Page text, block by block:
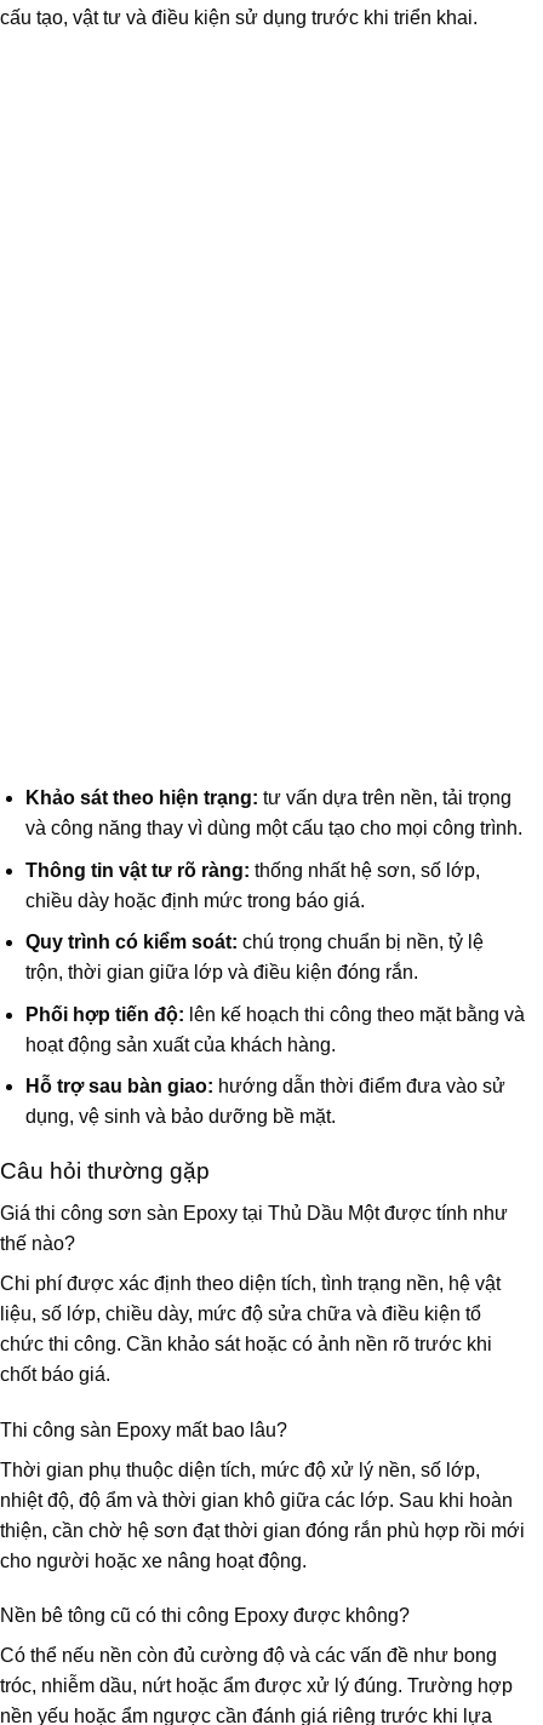
cấu tạo, vật tư và điều kiện sử dụng trước khi triển khai.
Khảo sát theo hiện trạng: tư vấn dựa trên nền, tải trọng
và công năng thay vì dùng một cấu tạo cho mọi công trình.
Thông tin vật tư rõ ràng: thống nhất hệ sơn, số lớp,
chiều dày hoặc định mức trong báo giá.
Quy trình có kiểm soát: chú trọng chuẩn bị nền, tỷ lệ
trộn, thời gian giữa lớp và điều kiện đóng rắn.
Phối hợp tiến độ: lên kế hoạch thi công theo mặt bằng và
hoạt động sản xuất của khách hàng.
Hỗ trợ sau bàn giao: hướng dẫn thời điểm đưa vào sử
dụng, vệ sinh và bảo dưỡng bề mặt.
Câu hỏi thường gặp
Giá thi công sơn sàn Epoxy tại Thủ Dầu Một được tính như
thế nào?
Chi phí được xác định theo diện tích, tình trạng nền, hệ vật
liệu, số lớp, chiều dày, mức độ sửa chữa và điều kiện tổ
chức thi công. Cần khảo sát hoặc có ảnh nền rõ trước khi
chốt báo giá.
Thi công sàn Epoxy mất bao lâu?
Thời gian phụ thuộc diện tích, mức độ xử lý nền, số lớp,
nhiệt độ, độ ẩm và thời gian khô giữa các lớp. Sau khi hoàn
thiện, cần chờ hệ sơn đạt thời gian đóng rắn phù hợp rồi mới
cho người hoặc xe nâng hoạt động.
Nền bê tông cũ có thi công Epoxy được không?
Có thể nếu nền còn đủ cường độ và các vấn đề như bong
tróc, nhiễm dầu, nứt hoặc ẩm được xử lý đúng. Trường hợp
nền yếu hoặc ẩm ngược cần đánh giá riêng trước khi lựa